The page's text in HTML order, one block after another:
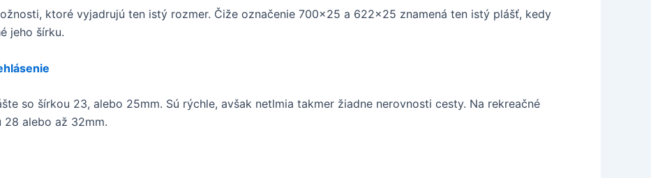
ktoré vyjadrujú ten istý rozmer. Čiže označenie 700x25 a 622x25 znamená ten istý plášť, kedy
jeho šírku.
so šírkou 23, alebo 25mm. Sú rýchle, avšak netlmia takmer žiadne nerovnosti cesty. Na rekreačné
28 alebo až 32mm.